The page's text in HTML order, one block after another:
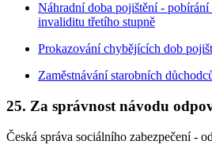
Náhradní doba pojištění -
invaliditu třetího stupně
Prokazování chybějících dob
Zaměstnávání starobních
25. Za správnost návodu
Česká správa sociálního zabezpečení -